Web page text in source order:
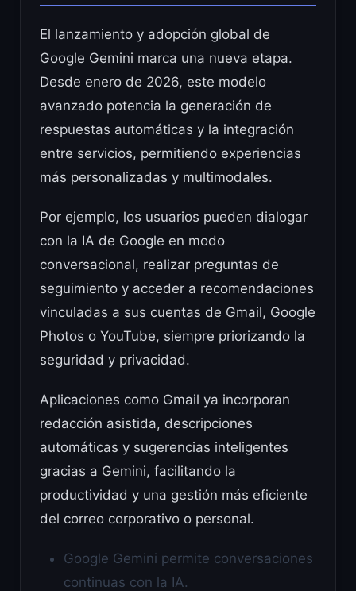
El lanzamiento y adopción global de
Google Gemini marca una nueva etapa.
Desde enero de 2026, este modelo
avanzado potencia la generación de
respuestas automáticas y la integración
entre servicios, permitiendo experiencias
más personalizadas y multimodales.
Por ejemplo, los usuarios pueden dialogar
con la IA de Google en modo
conversacional, realizar preguntas de
seguimiento y acceder a recomendaciones
vinculadas a sus cuentas de Gmail, Google
Photos o YouTube, siempre priorizando la
seguridad y privacidad.
Aplicaciones como Gmail ya incorporan
redacción asistida, descripciones
automáticas y sugerencias inteligentes
gracias a Gemini, facilitando la
productividad y una gestión más eficiente
del correo corporativo o personal.
Google Gemini permite conversaciones
continuas con la IA.